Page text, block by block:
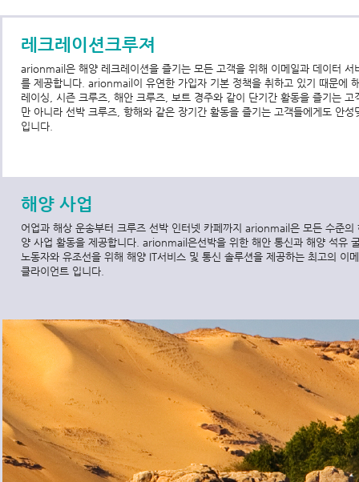
레크레이션크루져
arionmail은 해양 레크레이션을 즐기는 모든 고객을 위해 이메일과 데이터 서
를 제공합니다. arionmail이 유연한 가입자 기본 정책을 취하고 있기 때문에
레이싱, 시즌 크루즈, 해안 크루즈, 보트 경주와 같이 단기간 활동을 즐기는 고
만 아니라 선박 크루즈, 항해와 같은 장기간 활동을 즐기는 고객들에게도 안성
입니다.
해양 사업
어업과 해상 운송부터 크루즈 선박 인터넷 카페까지 arionmail은 모든 수준의
양 사업 활동을 제공합니다. arionmail은선박을 위한 해안 통신과 해양 석유
노동자와 유조선을 위해 해양 IT서비스 및 통신 솔루션을 제공하는 최고의 이
클라이언트 입니다.